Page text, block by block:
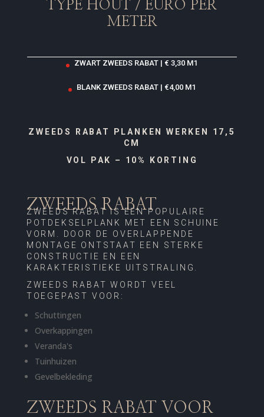
TYPE HOUT / EURO PER
METER
ZWART ZWEEDS RABAT | € 3,30 M1
BLANK ZWEEDS RABAT | €4,00 M1
ZWEEDS RABAT PLANKEN WERKEN 17,5
CM
VOL PAK – 10% KORTING
ZWEEDS RABAT
ZWEEDS RABAT IS EEN POPULAIRE
POTDEKSELPLANK MET EEN SCHUINE
VORM. DOOR DE OVERLAPPENDE
MONTAGE ONTSTAAT EEN STERKE
CONSTRUCTIE EN EEN
KARAKTERISTIEKE UITSTRALING.
ZWEEDS RABAT WORDT VEEL
TOEGEPAST VOOR:
Schuttingen
Overkappingen
Veranda's
Tuinhuizen
Gevelbekleding
ZWEEDS RABAT VOOR